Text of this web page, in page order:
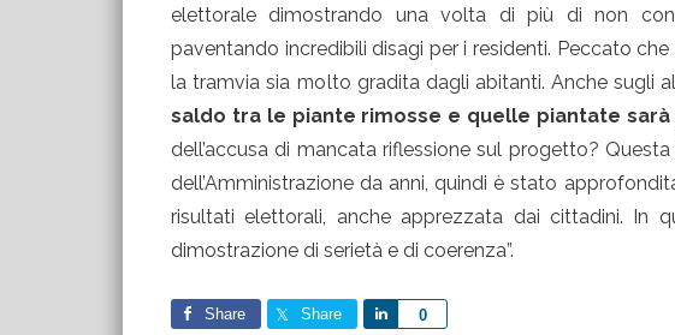
elettorale dimostrando una volta di più di non
paventando incredibili disagi per i residenti. Peccato
la tramvia sia molto gradita dagli abitanti. Anche sugli
saldo tra le piante rimosse e quelle piantate sarà
dell’accusa di mancata riflessione sul progetto?
dell’Amministrazione da anni, quindi è stato
risultati elettorali, anche apprezzata dai cittadini. In
dimostrazione di serietà e di coerenza”.
Share Share 0
Share